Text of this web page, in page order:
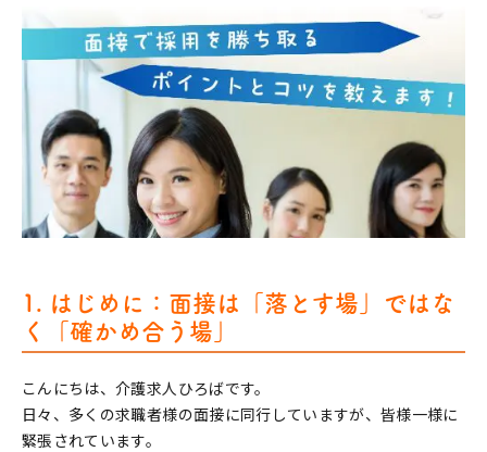
1. はじめに：面接は「落とす場」ではな
く「確かめ合う場」
こんにちは、介護求人ひろばです。
日々、多くの求職者様の面接に同行していますが、皆様一様に
緊張されています。